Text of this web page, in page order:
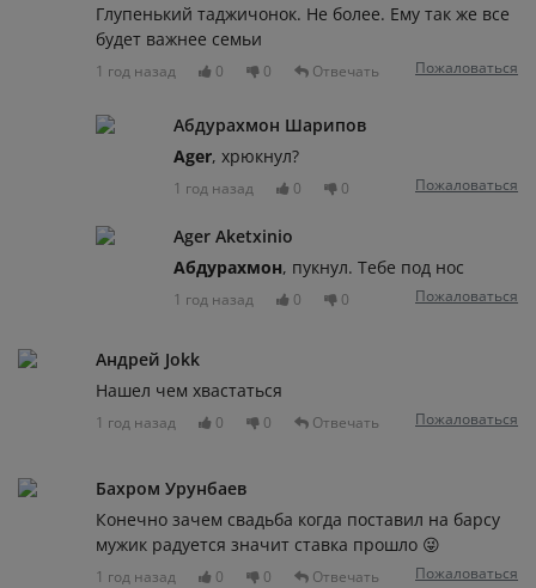
Глупенький таджичонок. Не более. Ему так же все
будет важнее семьи
1 год назад 0 0 Отвечать Пожаловаться
Абдурахмон Шарипов
Ager, хрюкнул?
1 год назад 0 0 Пожаловаться
Ager Aketxinio
Абдурахмон, пукнул. Тебе под нос
1 год назад 0 0 Пожаловаться
Андрей Jokk
Нашел чем хвастаться
1 год назад 0 0 Отвечать Пожаловаться
Бахром Урунбаев
Конечно зачем свадьба когда поставил на барсу
мужик радуется значит ставка прошло 😜
1 год назад 0 0 Отвечать Пожаловаться